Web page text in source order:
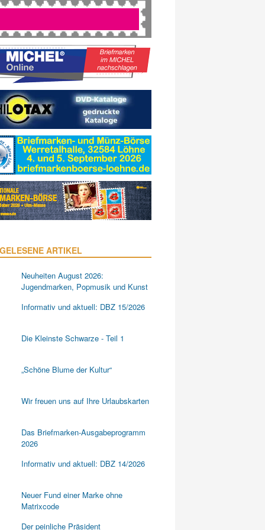
ARTIKEL
Neuheiten August 2026:
Jugendmarken, Popmusik und Kunst
Informativ und aktuell: DBZ 15/2026
Die Kleinste Schwarze - Teil 1
„Schöne Blume der Kultur“
Wir freuen uns auf Ihre Urlaubskarten
Das Briefmarken-Ausgabeprogramm
2026
Informativ und aktuell: DBZ 14/2026
Neuer Fund einer Marke ohne
Matrixcode
Der peinliche Präsident